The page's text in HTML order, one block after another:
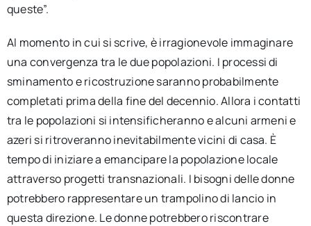
queste”.
Al momento in cui si scrive, è irragionevole immaginare
una convergenza tra le due popolazioni. I processi di
sminamento e ricostruzione saranno probabilmente
completati prima della fine del decennio. Allora i contatti
tra le popolazioni si intensificheranno e alcuni armeni e
azeri si ritroveranno inevitabilmente vicini di casa. È
tempo di iniziare a emancipare la popolazione locale
attraverso progetti transnazionali. I bisogni delle donne
potrebbero rappresentare un trampolino di lancio in
questa direzione. Le donne potrebbero riscontrare